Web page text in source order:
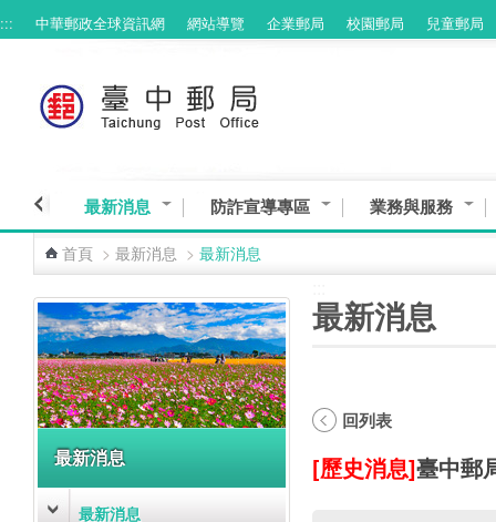
跳到主要內容區塊
::: 中華郵政全球資訊網 網站導覽 企業郵局 校園郵局 兒童郵局
最新消息 防詐宣導專區 業務與服務
首頁 > 最新消息 > 最新消息
最新消息
最新消息
最新消息
回列表
[歷史消息]臺中郵